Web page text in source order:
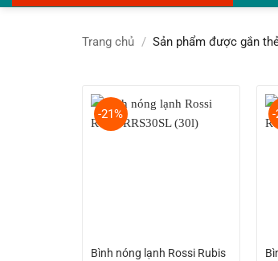
Trang chủ / Sản phẩm được gắn
-21%
Bình nóng lạnh Rossi Rubis